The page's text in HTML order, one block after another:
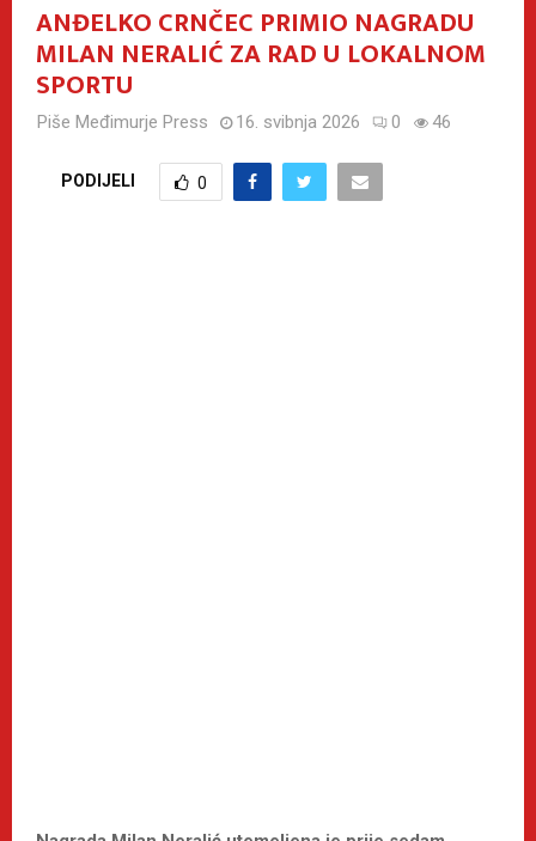
ANĐELKO CRNČEC PRIMIO NAGRADU
MILAN NERALIĆ ZA RAD U LOKALNOM
SPORTU
Piše Međimurje Press 16. svibnja 2026 0 46
PODIJELI 0